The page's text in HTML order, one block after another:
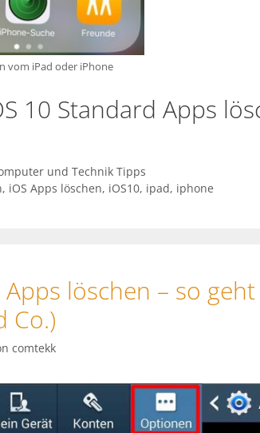
vom iPad oder iPhone
10 Standard Apps
und Technik Tipps
, iOS Apps löschen, iOS10, ipad, iphone
löschen – so
Co.)
comtekk